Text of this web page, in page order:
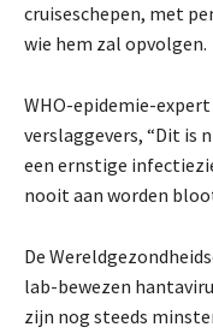
cruiseschepen, met
wie hem zal opvolgen.
WHO-epidemie-
verslaggevers, “Dit is
een ernstige
nooit aan worden
De
lab-bewezen
zijn nog steeds